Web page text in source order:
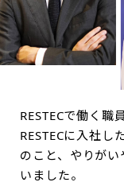
RESTECで働く職
RESTECに入社
のこと、やりが
いました。